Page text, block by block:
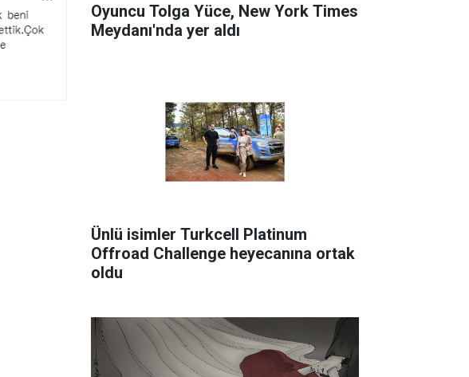
Oyuncu Tolga Yüce, New York Times
Meydanı'nda yer aldı
Ünlü isimler Turkcell Platinum
Offroad Challenge heyecanına ortak
oldu